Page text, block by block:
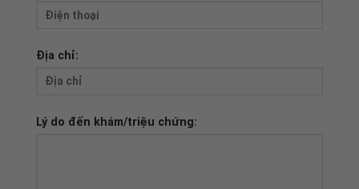
Địa chỉ:
Lý do đến khám/triệu chứng: